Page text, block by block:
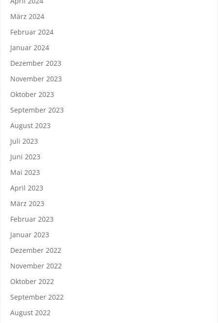
März 2024
Februar 2024
Januar 2024
Dezember 2023
November 2023
Oktober 2023
September 2023
August 2023
Juli 2023
Juni 2023
Mai 2023
April 2023
März 2023
Februar 2023
Januar 2023
Dezember 2022
November 2022
Oktober 2022
September 2022
August 2022